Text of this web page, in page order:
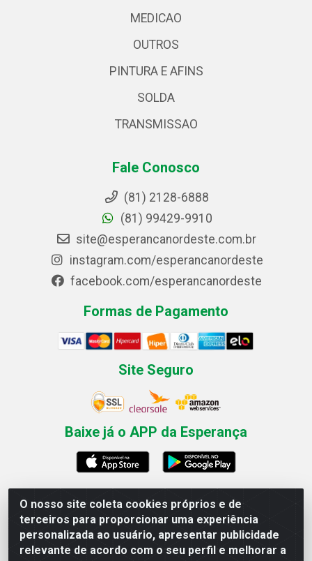
O nosso site coleta cookies próprios e de
terceiros para proporcionar uma experiência
personalizada ao usuário, apresentar publicidade
relevante de acordo com o seu perfil e melhorar a
MEDICAO
OUTROS
PINTURA E AFINS
SOLDA
TRANSMISSAO
Fale Conosco
(81) 2128-6888
(81) 99429-9910
site@esperancanordeste.com.br
instagram.com/esperancanordeste
facebook.com/esperancanordeste
Formas de Pagamento
Site Seguro
Baixe já o APP da Esperança
Esperança Nordeste - Rua Professor Caldas Filho, 291 -
Estância - Recife / PE CEP: 50771-335 - CNPJ
03.666.136/0001-23